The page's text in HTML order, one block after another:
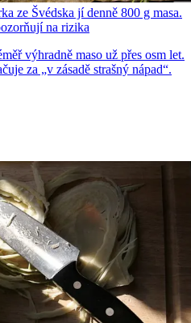
ze Švédska jí denně 800 g masa.
na rizika
výhradně maso už přes osm let.
za „v zásadě strašný nápad“.